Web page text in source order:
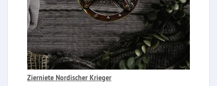
Zierniete Nordischer Krieger